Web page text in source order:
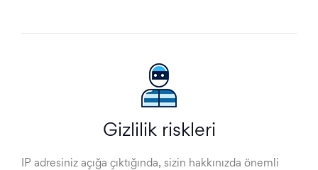
Gizlilik riskleri
IP adresiniz açığa çıktığında, sizin hakkınızda önemli